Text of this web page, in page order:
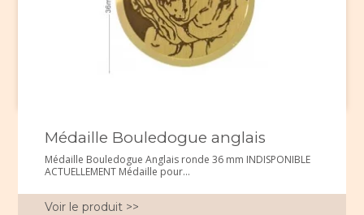
Médaille Bouledogue anglais
Médaille Bouledogue Anglais ronde 36 mm INDISPONIBLE
ACTUELLEMENT Médaille pour...
Voir le produit >>